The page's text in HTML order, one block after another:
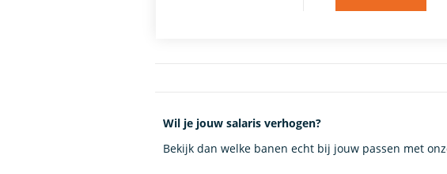
Wil je jouw salaris verhogen?
Bekijk dan welke banen echt bij jouw passen met